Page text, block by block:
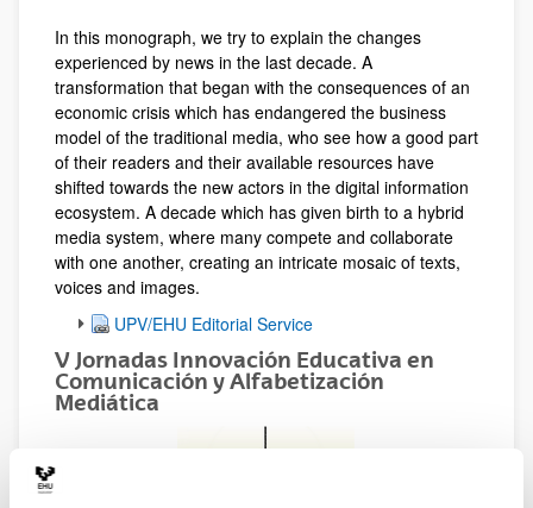
In this monograph, we try to explain the changes
experienced by news in the last decade. A
transformation that began with the consequences of an
economic crisis which has endangered the business
model of the traditional media, who see how a good part
of their readers and their available resources have
shifted towards the new actors in the digital information
ecosystem. A decade which has given birth to a hybrid
media system, where many compete and collaborate
with one another, creating an intricate mosaic of texts,
voices and images.
UPV/EHU Editorial Service
V Jornadas Innovación Educativa en
Comunicación y Alfabetización
Mediática